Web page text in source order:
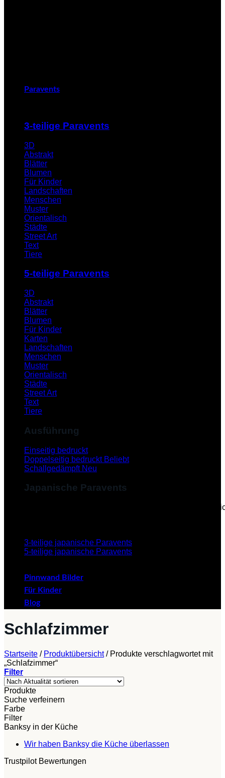
Paravents
3-teilige Paravents
3D
Abstrakt
Blätter
Blumen
Für Kinder
Landschaften
Menschen
Muster
Orientalisch
Städte
Street Art
Text
Tiere
5-teilige Paravents
3D
Abstrakt
Blätter
Blumen
Für Kinder
Karten
Landschaften
Menschen
Muster
Orientalisch
Städte
Street Art
Text
Tiere
Ausführung
Einseitig bedruckt
Doppelseitig bedruckt
Schallgedämpft
Japanische Paravents
Diese Paravents, die im Japanischen als "Byobu"
3-teilige japanische Paravents
5-teilige japanische Paravents
Pinnwand Bilder
Für Kinder
Blog
Schlafzimmer
Startseite / Produktübersicht /Produkte verschlagwortet mit
„Schlafzimmer“
Filter
Produkte
Suche verfeinern
Farbe
Filter
Banksy in der Küche
Wir haben Banksy die Küche überlassen
Trustpilot Bewertungen